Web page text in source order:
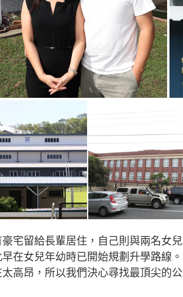
宅留給長輩居住，自己則與兩名女
在女兒年幼時已開始規劃升學路線
高昂，所以我們決心尋找最頂尖的公